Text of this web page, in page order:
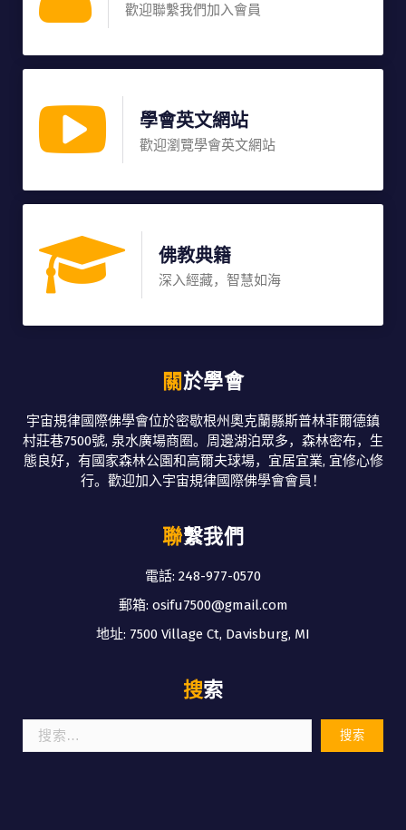
歡迎聯繫我們加入會員
學會英文網站
歡迎瀏覽學會英文網站
佛教典籍
深入經藏，智慧如海
關於學會
宇宙規律國際佛學會位於密歇根州奧克蘭縣斯普林菲爾德鎮
村莊巷7500號, 泉水廣場商圈。周邊湖泊眾多，森林密布，生
態良好，有國家森林公園和高爾夫球場，宜居宜業, 宜修心修
行。歡迎加入宇宙規律國際佛學會會員！
聯繫我們
電話: 248-977-0570
郵箱: osifu7500@gmail.com
地址: 7500 Village Ct, Davisburg, MI
搜索
索：